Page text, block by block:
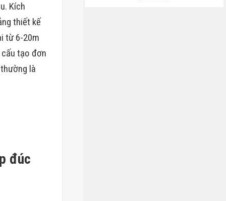
Kích
thiết kế
từ 6-20m
tạo đơn
là
đúc